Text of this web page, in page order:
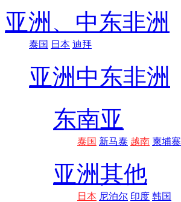
亚洲、 中东非洲
泰国 日本 迪拜
亚洲 中东非洲
东南亚
泰国 新马泰 越南 柬埔寨
亚洲其他
日本 尼泊尔 印度 韩国